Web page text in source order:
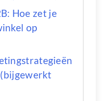
Hoe zet je
op